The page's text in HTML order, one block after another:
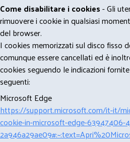
Come disabilitare i cookies- Gli
rimuovere i cookie in qualsiasi
del browser.
I cookies memorizzati sul disco fisso
comunque essere cancellati ed è
cookies seguendo le indicazioni
seguenti:
Microsoft Edge
https://support.microsoft.com/it-it/
cookie-in-microsoft-edge-63947406-